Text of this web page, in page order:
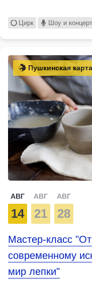
Цирк Шоу и
Пушкинская карта
АВГ
14
АВГ
21
АВГ
28
Мастер-класс
современному
мир лепки"